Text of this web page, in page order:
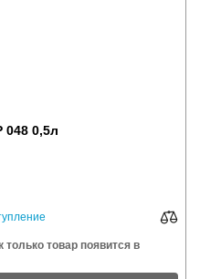
048 0,5л
товар появится в